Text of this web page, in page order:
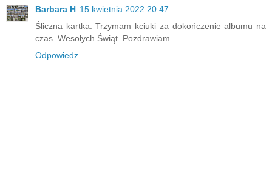
Barbara H 15 kwietnia 2022 20:47
Śliczna kartka. Trzymam kciuki za dokończenie albumu na
czas. Wesołych Świąt. Pozdrawiam.
Odpowiedz